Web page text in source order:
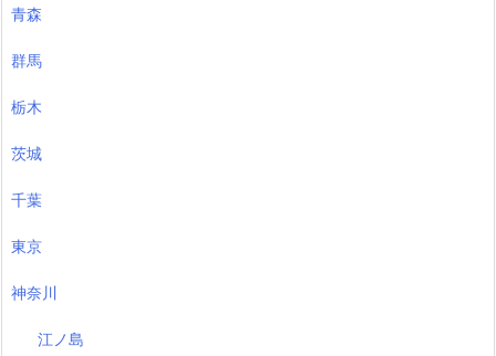
青森
群馬
栃木
茨城
千葉
東京
神奈川
江ノ島